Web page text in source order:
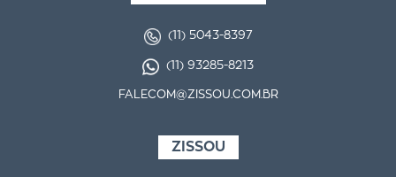
(11) 5043-8397
(11) 93285-8213
FALECOM@ZISSOU.COM.BR
ZISSOU